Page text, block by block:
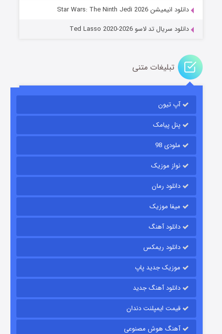
قسمت
دانلود انیمیشن Star Wars: The Ninth Jedi 2026
دانلود سریال تد لاسو Ted Lasso 2020-2026
تبلیغات متنی
آپ تیون
پنل پیامک
ملودی 98
نواز موزیک
دانلود رمان
میفا موزیک
دانلود آهنگ
دانلود ریمکس
موزیک جدید پاپ
دانلود آهنگ جدید
قیمت ایمپلنت دندان
آهنگ هوش مصنوعی